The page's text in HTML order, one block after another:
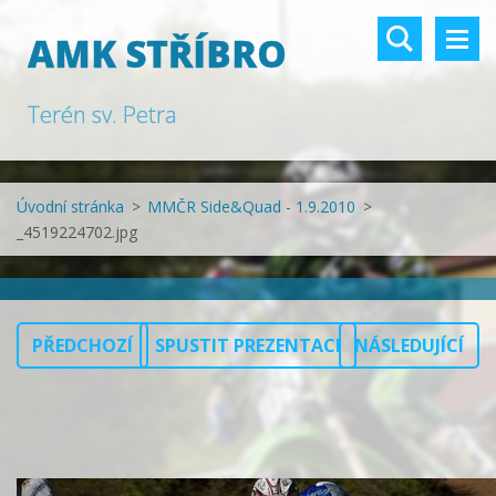
AMK STŘÍBRO
Terén sv. Petra
Úvodní stránka > MMČR Side&Quad - 1.9.2010 >
_4519224702.jpg
PŘEDCHOZÍ SPUSTIT PREZENTACI NÁSLEDUJÍCÍ